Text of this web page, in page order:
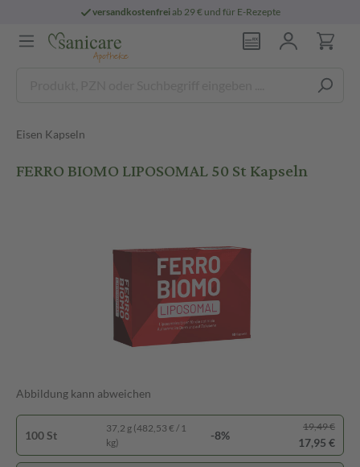
versandkostenfreiab 29 € und für E-Rezepte
Eisen Kapseln
FERRO BIOMO LIPOSOMAL 50 St Kapseln
Abbildung kann abweichen
100 St
37,2 g (482,53 € / 1
kg)
-8%
19,49 €
17,95 €